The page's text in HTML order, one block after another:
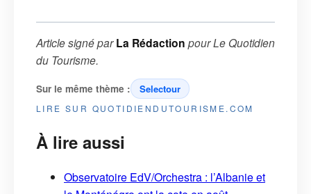
Article signé parLa Rédaction pourLe Quotidien
du Tourisme.
Sur le même thème : Selectour
LIRE SUR QUOTIDIENDUTOURISME.COM
À lire aussi
Observatoire EdV/Orchestra : l’Albanie et